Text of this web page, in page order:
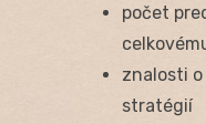
počet
znalosti
stratégií